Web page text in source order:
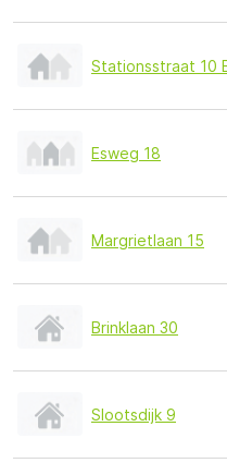
Stationsstraat 10
Esweg 18
Margrietlaan 15
Brinklaan 30
Slootsdijk 9